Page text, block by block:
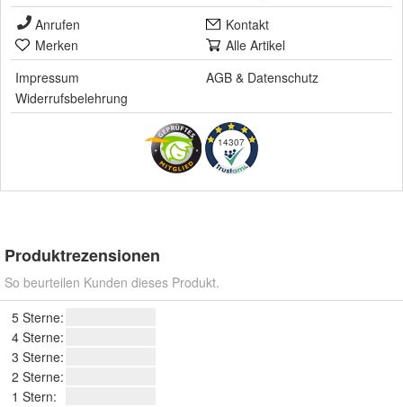
Anrufen
Kontakt
Merken
Alle Artikel
Impressum
AGB & Datenschutz
Widerrufsbelehrung
14307
Produktrezensionen
So beurteilen Kunden dieses Produkt.
5 Sterne:
4 Sterne:
3 Sterne:
2 Sterne:
1 Stern: